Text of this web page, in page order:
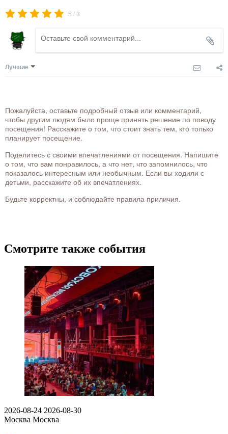
5 /3
Лучшие
Пожалуйста, оставьте подробный отзыв или комментарий,
чтобы другим людям было проще принять решение по поводу
посещения! Расскажите о том, что стоит знать тем, кто только
планирует посещение.
Поделитесь с своими впечатлениями от посещения. Напишите
о том, что вам понравилось, а что нет, что запомнилось, что
показалось интересным или необычным. Если вы ходили с
детьми, расскажите об их впечатлениях.
Будьте корректны, и соблюдайте правила приличия.
Смотрите также события
2026-08-24 2026-08-30
Москва Москва